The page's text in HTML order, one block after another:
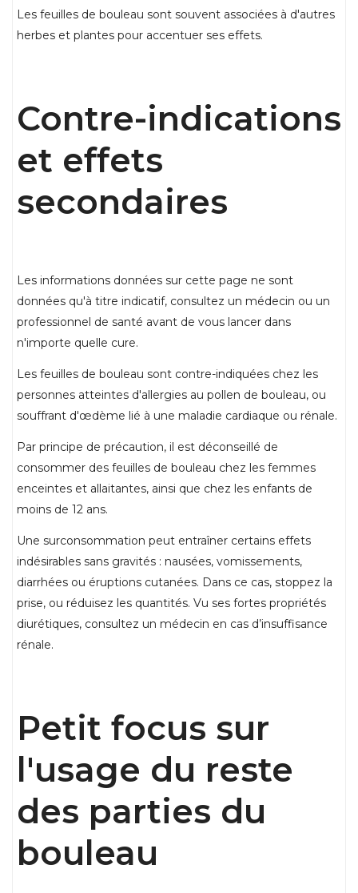
Les feuilles de bouleau sont souvent associées à d'autres
herbes et plantes pour accentuer ses effets.
Contre-indications
et effets
secondaires
Les informations données sur cette page ne sont
données qu'à titre indicatif, consultez un médecin ou un
professionnel de santé avant de vous lancer dans
n'importe quelle cure.
Les feuilles de bouleau sont contre-indiquées chez les
personnes atteintes d'allergies au pollen de bouleau, ou
souffrant d'œdème lié à une maladie cardiaque ou rénale.
Par principe de précaution, il est déconseillé de
consommer des feuilles de bouleau chez les femmes
enceintes et allaitantes, ainsi que chez les enfants de
moins de 12 ans.
Une surconsommation peut entraîner certains effets
indésirables sans gravités : nausées, vomissements,
diarrhées ou éruptions cutanées. Dans ce cas, stoppez la
prise, ou réduisez les quantités. Vu ses fortes propriétés
diurétiques, consultez un médecin en cas d’insuffisance
rénale.
Petit focus sur
l'usage du reste
des parties du
bouleau